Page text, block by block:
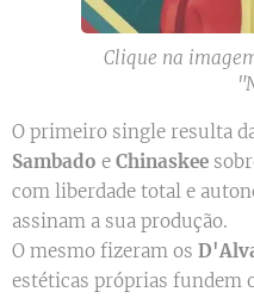
Clique na
O primeiro single resulta
Sambado e Chinaskee
com liberdade total e
assinam a sua produção.
O mesmo fizeram os
estéticas próprias fundem